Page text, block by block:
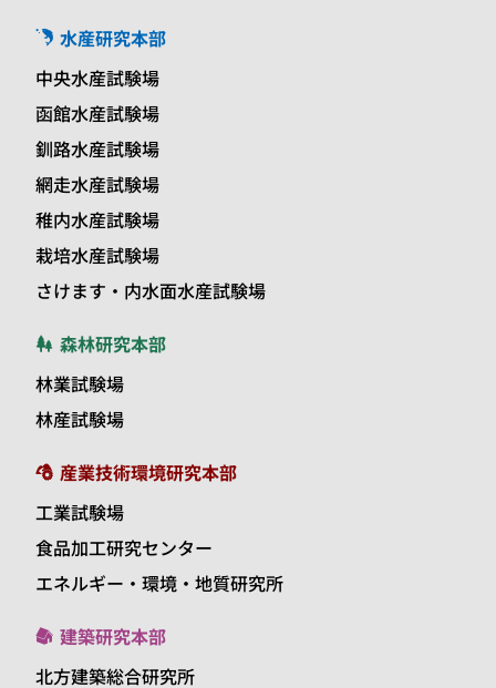
水産研究本部
中央水産試験場
函館水産試験場
釧路水産試験場
網走水産試験場
稚内水産試験場
栽培水産試験場
さけます・内水面水産試験場
森林研究本部
林業試験場
林産試験場
産業技術環境研究本部
工業試験場
食品加工研究センター
エネルギー・環境・地質研究所
建築研究本部
北方建築総合研究所